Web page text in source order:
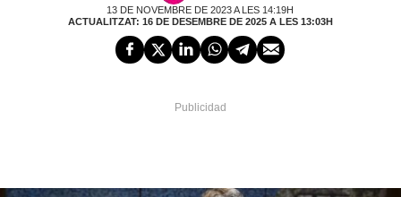
13 DE NOVEMBRE DE 2023 A LES 14:19H
ACTUALITZAT: 16 DE DESEMBRE DE 2025 A LES 13:03H